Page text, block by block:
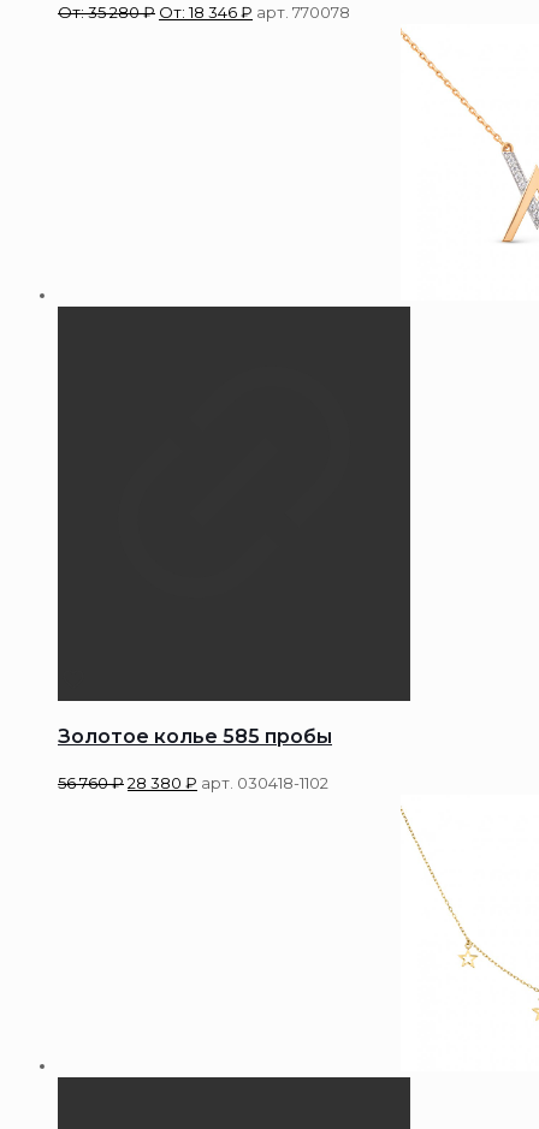
От:35 280₽ От:18 346₽ арт. 770078
Золотое колье 585 пробы
56 760₽28 380 ₽ арт. 030418-1102